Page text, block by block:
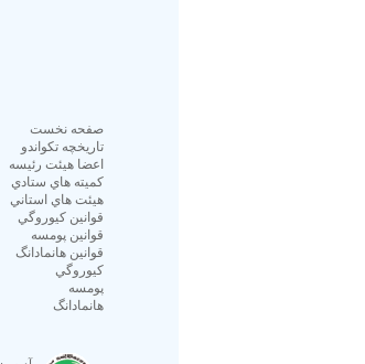
صفحه نخست
تاريخچه تكواندو
اعضا هيئت رئيسه
كميته هاي ستادي
هيئت هاي استاني
قوانين كيوروگي
قوانين پومسه
قوانين هانمادانگ
كيوروگي
پومسه
هانمادانگ